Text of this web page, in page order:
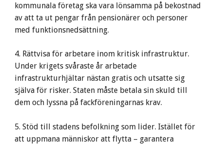
kommunala företag ska vara lönsamma på bekostnad
av att ta ut pengar från pensionärer och personer
med funktionsnedsättning.
4. Rättvisa för arbetare inom kritisk infrastruktur.
Under krigets svåraste år arbetade
infrastrukturhjältar nästan gratis och utsatte sig
själva för risker. Staten måste betala sin skuld till
dem och lyssna på fackföreningarnas krav.
5. Stöd till stadens befolkning som lider. Istället för
att uppmana människor att flytta – garantera